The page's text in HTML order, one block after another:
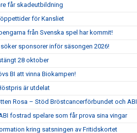
får skadeutbildning
för Kansliet
från Svenska spel har kommit!
söker sponsorer inför säsongen 2026!
28 oktober
BI att vinna Biokampen!
är utdelat
Rosa – Stöd Bröstcancerförbundet och ABI
fostrad spelare som får prova sina vingar
kring satsningen av Fritidskortet